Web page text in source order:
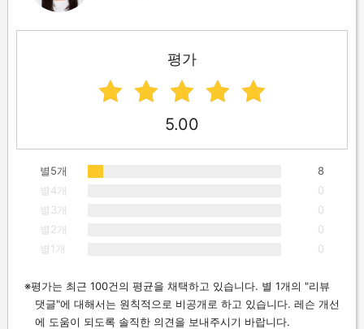
평가
5.00
별5개
8
별4개
0
별3개
0
별2개
0
별1개
0
평가는 최근 100건의 평균을 채택하고 있습니다. 별 1개의 "리뷰
댓글"에 대해서는 원칙적으로 비공개로 하고 있습니다. 레슨 개선
에 도움이 되도록 솔직한 의견을 보내주시기 바랍니다.